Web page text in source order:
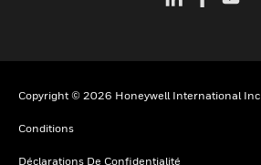
Copyright © 2026 Honeywell International Inc
Conditions
Déclarations De Confidentialité